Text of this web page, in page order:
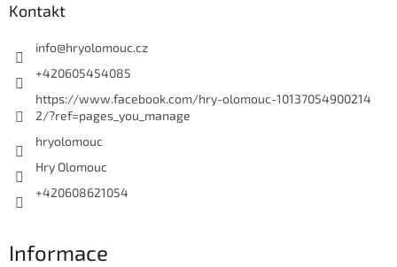
Kontakt
info@hryolomouc.cz
+420605454085
https://www.facebook.com/hry-olomouc-10137054900214
2/?ref=pages_you_manage
hryolomouc
Hry Olomouc
+420608621054
Informace